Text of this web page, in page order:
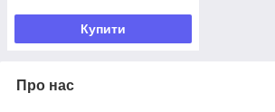
Купити
Про нас